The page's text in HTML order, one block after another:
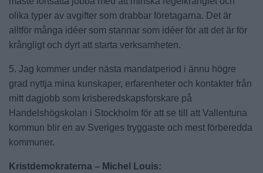
olika typer av avgifter som drabbar företagarna. Det är
alltför många idéer som stannar som idéer för att det är för
krångligt och dyrt att starta verksamheten.
5. Jag kommer under nästa mandatperiod i ännu högre
grad nyttja mina kunskaper, erfarenheter och kontakter från
mitt dagjobb som krisberedskapsforskare på
Handelshögskolan i Stockholm för att se till att Vallentuna
kommun blir en av Sveriges tryggaste och mest förberedda
kommuner.
Kristdemokraterna – Michel Louis: